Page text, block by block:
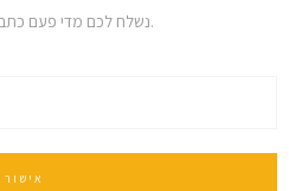
נשלח לכם מדי פעם כתבות נבחרות בנושא חינוך לגיל הרך ועוד.